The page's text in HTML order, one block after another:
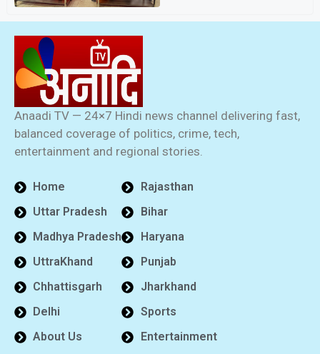
Anaadi TV — 24×7 Hindi news channel delivering fast,
balanced coverage of politics, crime, tech,
entertainment and regional stories.
Home
Uttar Pradesh
Madhya Pradesh
UttraKhand
Chhattisgarh
Delhi
About Us
Rajasthan
Bihar
Haryana
Punjab
Jharkhand
Sports
Entertainment